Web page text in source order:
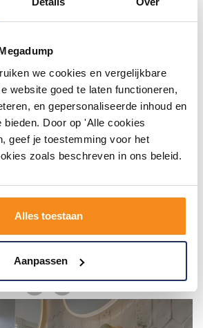
we cookies en vergelijkbare
website goed te laten functioneren,
en gepersonaliseerde inhoud en
bieden. Door op 'Alle cookies
geef je toestemming voor het
zoals beschreven in ons beleid.
Alles toestaan
Aanpassen
de kracht van delen. Deel jouw
Samen bouwen we een
omgeving vol met unieke
Doe je mee?